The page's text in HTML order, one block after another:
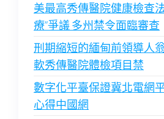
美最高秀傳醫院健康檢查
療”爭議 多州禁令面臨審查
刑期縮短的緬甸前領導人
軟秀傳醫院體檢項目禁
數字化平臺保證冀北電網
心得中國網